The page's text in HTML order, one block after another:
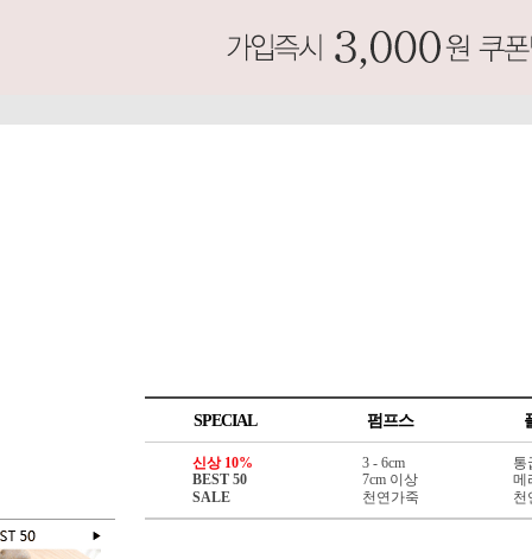
SPECIAL 펌프스
신상 10%
BEST 50
SALE
3 - 6cm
7cm 이상
천연가죽
통
메
천